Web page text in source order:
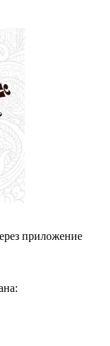
приложение